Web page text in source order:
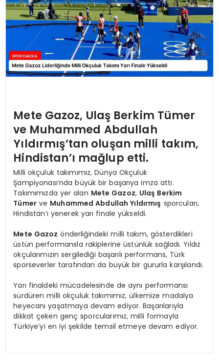
Mete Gazoz, Ulaş Berkim Tümer
ve Muhammed Abdullah
Yıldırmış’tan oluşan milli takım,
Hindistan’ı mağlup etti.
Milli okçuluk takımımız, Dünya Okçuluk
Şampiyonası’nda büyük bir başarıya imza attı.
Takımımızda yer alan Mete Gazoz, Ulaş Berkim
Tümerve Muhammed Abdullah Yıldırmış sporcuları,
Hindistan’ı yenerek yarı finale yükseldi.
Mete Gazoz önderliğindeki milli takım, gösterdikleri
üstün performansla rakiplerine üstünlük sağladı. Yıldız
okçularımızın sergilediği başarılı performans, Türk
sporseverler tarafından da büyük bir gururla karşılandı.
Yarı finaldeki mücadelesinde de aynı performansı
sürdüren milli okçuluk takımımız, ülkemize madalya
heyecanı yaşatmaya devam ediyor. Başarılarıyla
dikkat çeken genç sporcularımız, milli formayla
Türkiye’yi en iyi şekilde temsil etmeye devam ediyor.